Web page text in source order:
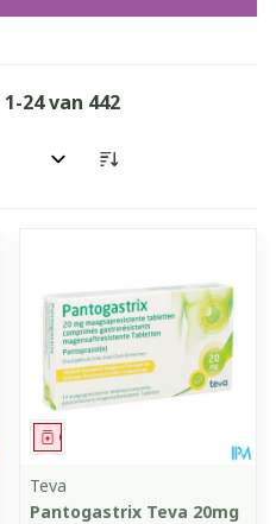
1-24van 442
Geneesmiddel
Teva
Pantogastrix Teva 20mg